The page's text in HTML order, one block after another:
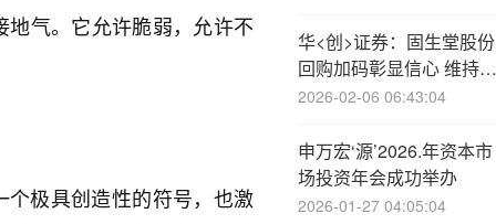
地气。它允许脆弱，允许不
个极具创造性的符号，也激
华<创>证券：固生堂股份
回购加码彰显信心 维持
“强推”评级
2026-02-06 06:43:04
申万宏‘源’2026.年资本市
场投资年会成功举办
2026-01-27 04:05:04